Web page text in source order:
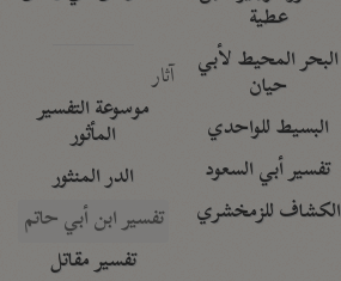
عطية
البحر المحيط لأبي
حيان
البسيط للواحدي
تفسير أبي السعود
الكشاف للزمخشري
آثار
موسوعة التفسير
المأثور
الدر المنثور
تفسير ابن أبي حاتم
تفسير مقاتل